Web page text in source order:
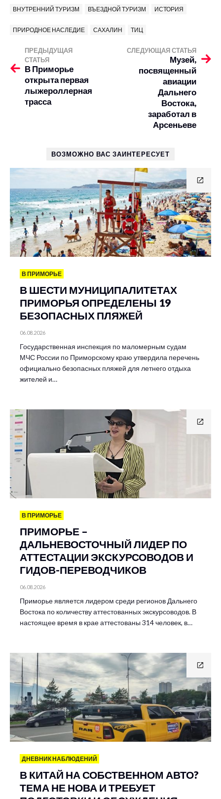
ВНУТРЕННИЙ ТУРИЗМ ВЪЕЗДНОЙ ТУРИЗМ ИСТОРИЯ
ПРИРОДНОЕ НАСЛЕДИЕ САХАЛИН ТИЦ
ПРЕДЫДУЩАЯ
СТАТЬЯ
В Приморье
открыта первая
лыжероллерная
трасса
СЛЕДУЮЩАЯ СТАТЬЯ
Музей,
посвященный
авиации
Дальнего
Востока,
заработал в
Арсеньеве
ВОЗМОЖНО ВАС ЗАИНТЕРЕСУЕТ
В ПРИМОРЬЕ
В ШЕСТИ МУНИЦИПАЛИТЕТАХ
ПРИМОРЬЯ ОПРЕДЕЛЕНЫ 19
БЕЗОПАСНЫХ ПЛЯЖЕЙ
06.08.2026
Государственная инспекция по маломерным судам
МЧС России по Приморскому краю утвердила перечень
официально безопасных пляжей для летнего отдыха
жителей и…
В ПРИМОРЬЕ
ПРИМОРЬЕ –
ДАЛЬНЕВОСТОЧНЫЙ ЛИДЕР ПО
АТТЕСТАЦИИ ЭКСКУРСОВОДОВ И
ГИДОВ-ПЕРЕВОДЧИКОВ
06.08.2026
Приморье является лидером среди регионов Дальнего
Востока по количеству аттестованных экскурсоводов. В
настоящее время в крае аттестованы 314 человек, в…
ДНЕВНИК НАБЛЮДЕНИЙ
В КИТАЙ НА СОБСТВЕННОМ АВТО?
ТЕМА НЕ НОВА И ТРЕБУЕТ